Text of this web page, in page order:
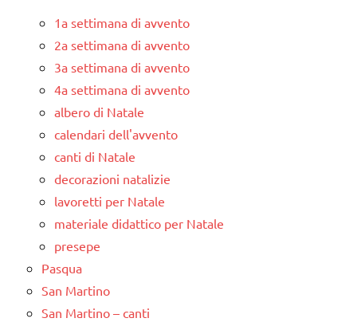
1a settimana di avvento
2a settimana di avvento
3a settimana di avvento
4a settimana di avvento
albero di Natale
calendari dell'avvento
canti di Natale
decorazioni natalizie
lavoretti per Natale
materiale didattico per Natale
presepe
Pasqua
San Martino
San Martino – canti